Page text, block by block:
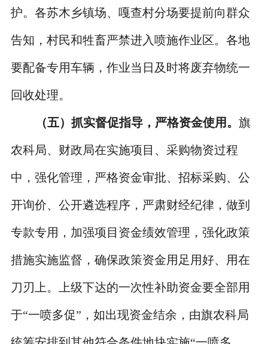
护。各苏木乡镇场、嘎查村分场要提前向群众
告知，村民和牲畜严禁进入喷施作业区。各地
要配备专用车辆，作业当日及时将废弃物统一
回收处理。
（五）抓实督促指导，严格资金使用。 旗
农科局、财政局在实施项目、采购物资过程
中，强化管理，严格资金审批、招标采购、公
开询价、公开遴选程序，严肃财经纪律，做到
专款专用，加强项目资金绩效管理，强化政策
措施实施监督，确保政策资金用足用好、用在
刀刃上。上级下达的一次性补助资金要全部用
于“一喷多促”，如出现资金结余，由旗农科局